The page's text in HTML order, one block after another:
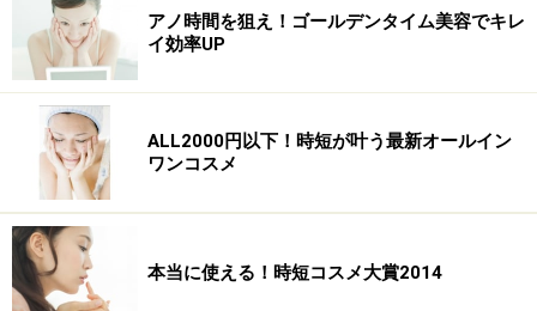
理想的な眉が短時間で描けるスグレモノ
ディシラ「アイブローペンシル エンプレス」全3色／カ
ートリッジ各2100円、ホルダー エンプレス（アイブロー
ペンシル用）2625円
眉尻は自然に流れるように繊細に、眉頭はやさしくふん
わり仕上げるのが眉メイクの基本。そんな理想的な眉が
さっと短時間で描けるのが、ディシラのカタナ型アイブ
ローペンシル。
アノ時間を狙え！ゴールデンタイム美容でキレ
イ効率UP
ALL2000円以下！時短が叶う最新オールイン
ワンコスメ
本当に使える！時短コスメ大賞2014